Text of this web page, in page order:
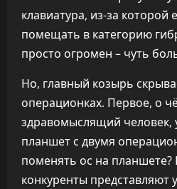
клавиатура, из-за
помещать в категорию
просто огромен – чуть
Но, главный козырь
операционках. Первое, о
здравомыслящий человек,
планшет с двумя
поменять ос на планшете?
конкуренты представляют